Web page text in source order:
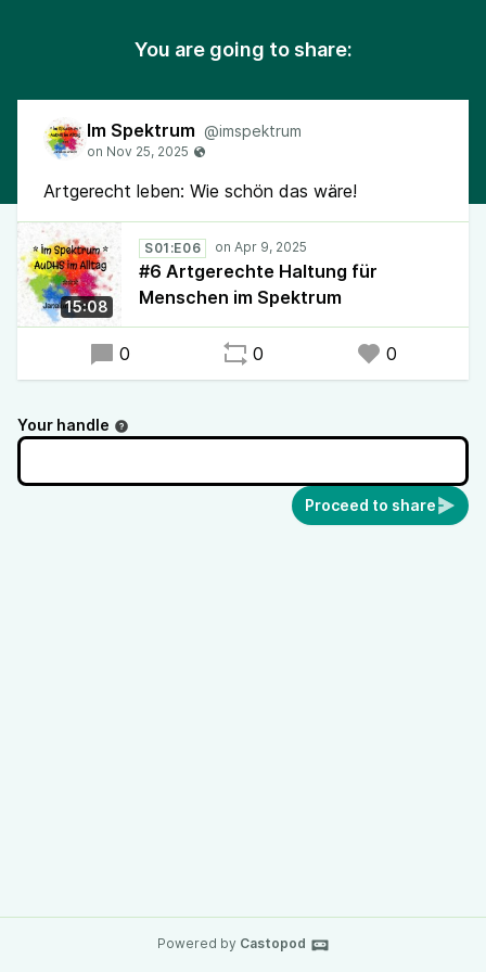
You are going to share:
Im Spektrum @imspektrum
Artgerecht leben: Wie schön das wäre!
15:08
S01:E06
#6 Artgerechte Haltung für
Menschen im Spektrum
0 0 0
Your handle
Proceed to share
Powered by Castopod